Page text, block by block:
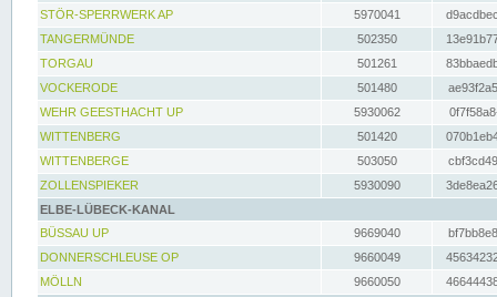
STÖR-SPERRWERK AP 5970041
TANGERMÜNDE
502350
TORGAU
501261
VOCKERODE
501480
WEHR GEESTHACHT UP
5930062
WITTENBERG
501420
WITTENBERGE
503050
ZOLLENSPIEKER
5930090
ELBE-LÜBECK-KANAL
BÜSSAU UP
9669040
DONNERSCHLEUSE OP
9660049
MÖLLN
9660050